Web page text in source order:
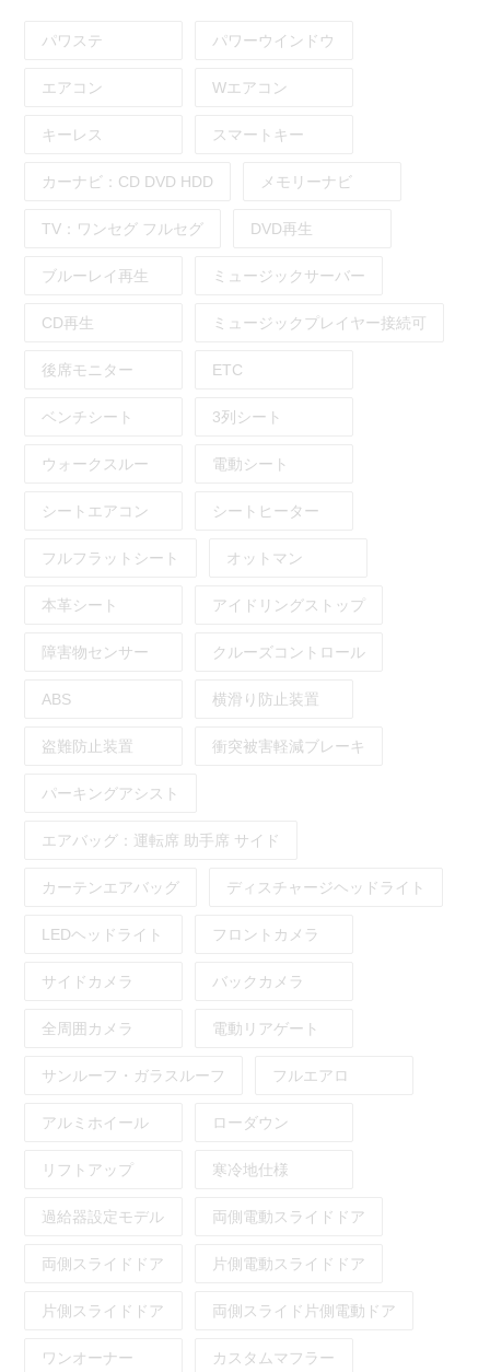
パワステ パワーウインドウ
エアコン Wエアコン
キーレス スマートキー
カーナビ： CD DVD HDD メモリーナビ
TV： ワンセグ フルセグ DVD再生
ブルーレイ再生 ミュージックサーバー
CD再生 ミュージックプレイヤー接続可
後席モニター ETC
ベンチシート 3列シート
ウォークスルー 電動シート
シートエアコン シートヒーター
フルフラットシート オットマン
本革シート アイドリングストップ
障害物センサー クルーズコントロール
ABS 横滑り防止装置
盗難防止装置 衝突被害軽減ブレーキ
パーキングアシスト
エアバッグ： 運転席 助手席 サイド
カーテンエアバッグ ディスチャージヘッドライト
LEDヘッドライト フロントカメラ
サイドカメラ バックカメラ
全周囲カメラ 電動リアゲート
サンルーフ・ガラスルーフ フルエアロ
アルミホイール ローダウン
リフトアップ 寒冷地仕様
過給器設定モデル 両側電動スライドドア
両側スライドドア 片側電動スライドドア
片側スライドドア 両側スライド片側電動ドア
ワンオーナー カスタムマフラー